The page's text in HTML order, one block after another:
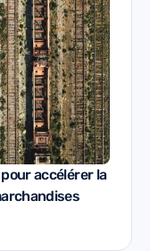
accélérer la